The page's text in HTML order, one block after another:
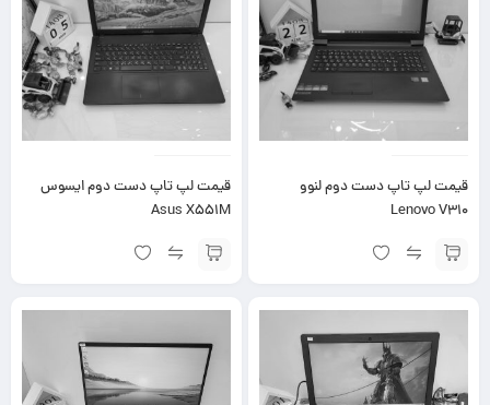
قیمت لپ تاپ دست دوم لنوو
Lenovo V310
قیمت لپ تاپ دست دوم ایسوس
Asus X551M